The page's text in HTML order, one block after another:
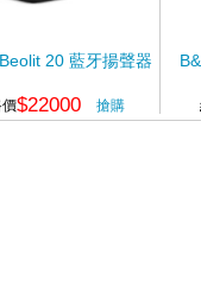
20 藍牙揚聲器
$22000 搶購